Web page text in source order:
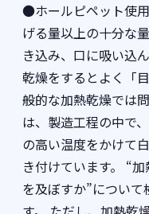
●ホールピペット使
げる量以上の十分な
き込み、口に吸い込
乾燥をするとよく「
般的な加熱乾燥では
は、製造工程の中で
の高い温度をかけて
き付けています。 “
を及ぼすか”につい